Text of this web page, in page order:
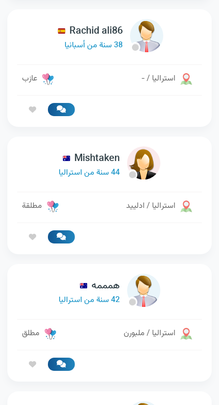
Rachid ali86
38 سنة من أسبانيا
استراليا / - عازب
Mishtaken
44 سنة من استراليا
استراليا / ادلييد مطلقة
همممه
42 سنة من استراليا
استراليا / ملبورن مطلق